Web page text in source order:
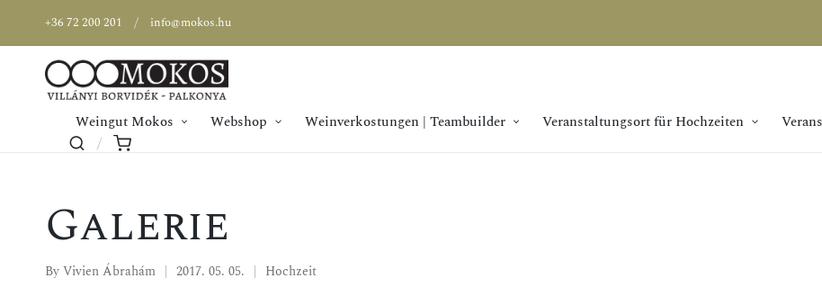
+36 72 200 201 info@mokos.hu
Weingut Mokos Webshop Weinverkostungen | Teambuilder Veranstaltungsort für Hochzeiten
Galerie
ByVivien Ábrahám 2017. 05. 05. Hochzeit